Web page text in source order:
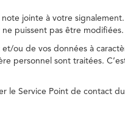
jointe à votre
puissent pas être modifiées.
et/ou de vos données à
personnel sont traitées.
le Service Point de contact